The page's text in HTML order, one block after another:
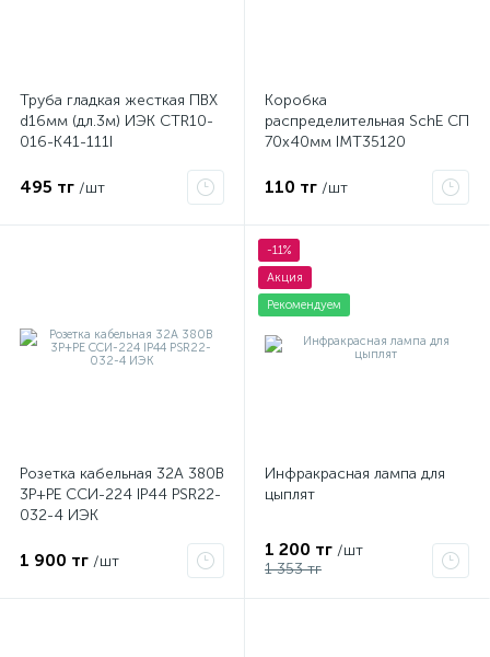
Труба гладкая жесткая ПВХ
d16мм (дл.3м) ИЭК CTR10-
016-K41-111I
495 тг /шт
Коробка
распределительная SchE СП
70х40мм IMT35120
110 тг /шт
Розетка кабельная 32А 380В
3P+PЕ ССИ-224 IP44 PSR22-
032-4 ИЭК
1 900 тг /шт
-11%
Акция
Рекомендуем
Инфракрасная лампа для
цыплят
1 200 тг /шт
1 353 тг